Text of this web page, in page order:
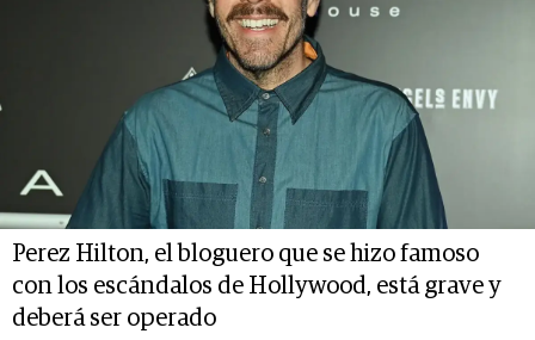
Perez Hilton, el bloguero que se hizo famoso
con los escándalos de Hollywood, está grave y
deberá ser operado